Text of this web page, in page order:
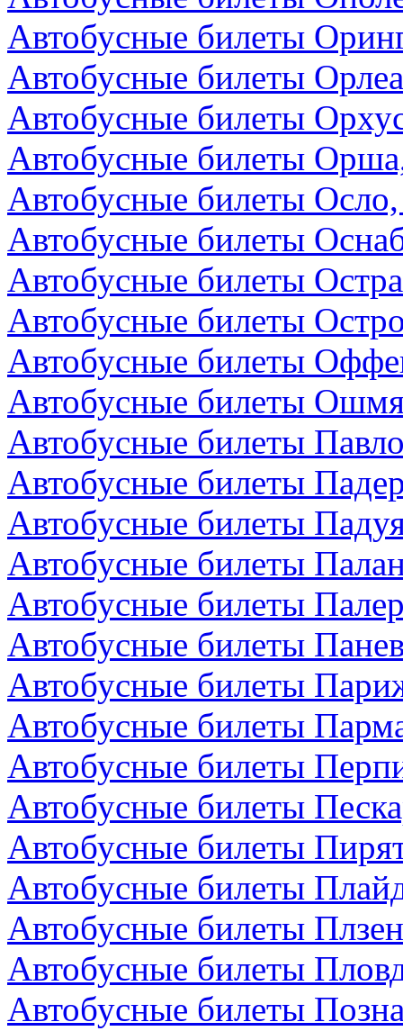
Автобусные билеты
Автобусные билеты
Автобусные билеты
Автобусные билеты
Автобусные билеты
Автобусные билеты
Автобусные билеты
Автобусные билеты
Автобусные билеты
Автобусные билеты
Автобусные билеты
Автобусные билеты
Автобусные билеты
Автобусные билеты
Автобусные билеты
Автобусные билеты
Автобусные билеты
Автобусные билеты
Автобусные билеты
Автобусные билеты
Автобусные билеты
Автобусные билеты
Автобусные билеты
Автобусные билеты
Автобусные билеты